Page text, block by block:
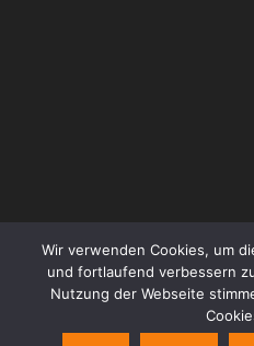
Wir verwenden Cookies, um
und fortlaufend verbessern
Nutzung der Webseite